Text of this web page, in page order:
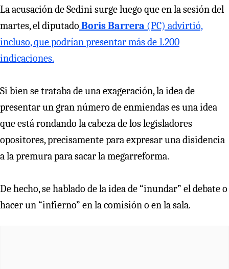
La acusación de Sedini surgeluego que en la sesión del
martes, el diputado Boris Barrera (PC) advirtió,
incluso, que podrían presentar más de 1.200
indicaciones.
Si bien se trataba de una exageración, la idea de
presentar un gran número de enmiendas es una idea
que está rondando la cabeza de los legisladores
opositores, precisamente para expresar una disidencia
a la premura para sacar la megarreforma.
De hecho, se hablado de la idea de “inundar” el debate o
hacer un “infierno” en la comisión o en la sala.